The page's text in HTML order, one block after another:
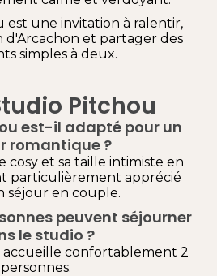
est une invitation à ralentir,
d'Arcachon et partager des
simples à deux.
Pitchou
est-il adapté pour un
romantique ?
cosy et sa taille intimiste en
particulièrement apprécié
séjour en couple.
peuvent séjourner
le studio ?
accueille confortablement 2
personnes.